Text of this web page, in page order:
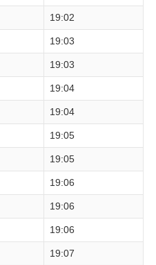
19:02
19:03
19:03
19:04
19:04
19:05
19:05
19:06
19:06
19:06
19:07